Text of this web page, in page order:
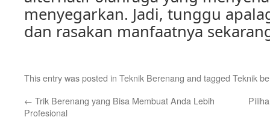
menyegarkan. Jadi, tunggu
dan rasakan manfaatnya
This entry was posted in Teknik Berenang and tagged Teknik
← Trik Berenang yang Bisa Membuat Anda Lebih
Profesional